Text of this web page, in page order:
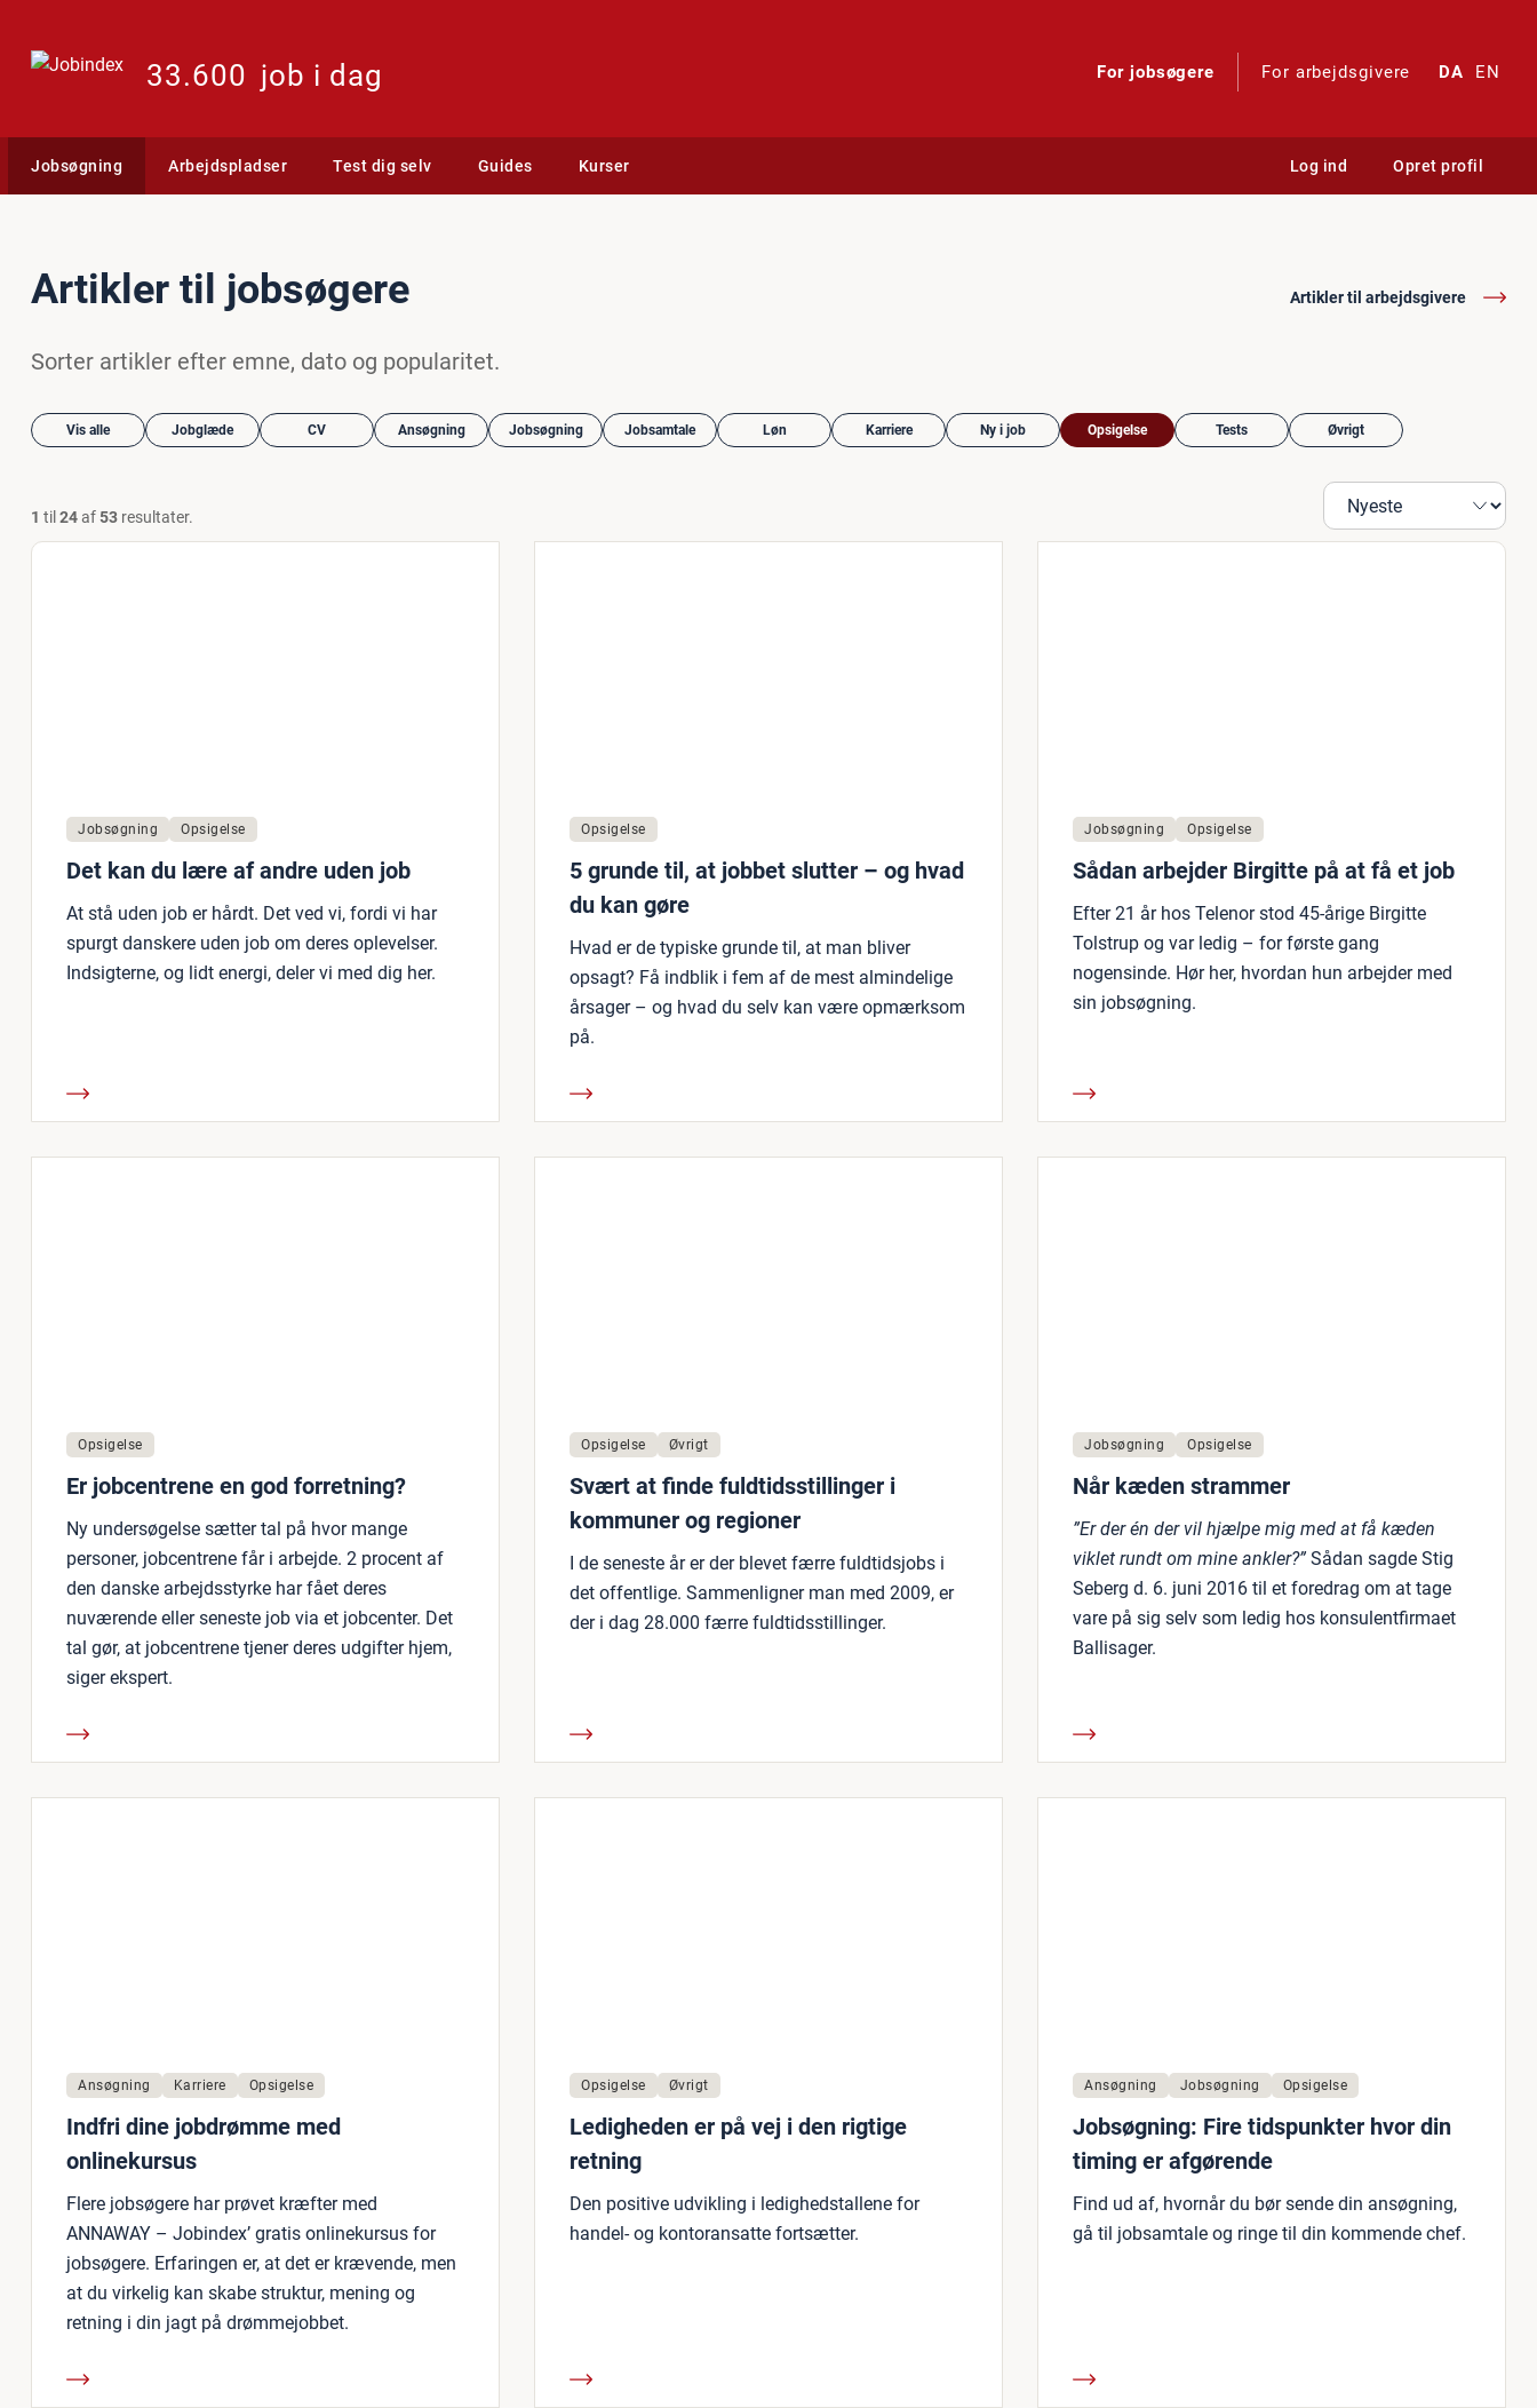
33.600 job i dag For jobsøgere For arbejdsgivere DA EN
Jobsøgning Arbejdspladser Test dig selv Guides Kurser Log ind Opret profil
Artikler til jobsøgere Artikler til arbejdsgivere
Sorter artikler efter emne, dato og popularitet.
Vis alle Jobglæde CV Ansøgning Jobsøgning Jobsamtale Løn Karriere Ny i job Opsigelse Tests Øvrigt
1 til 24af53 resultater.
Jobsøgning Opsigelse
Det kan du lære af andre uden job
At stå uden job er hårdt. Det ved vi, fordi vi har
spurgt danskere uden job om deres oplevelser.
Indsigterne, og lidt energi, deler vi med dig her.
Opsigelse
5 grunde til, at jobbet slutter – og hvad
du kan gøre
Hvad er de typiske grunde til, at man bliver
opsagt? Få indblik i fem af de mest almindelige
årsager – og hvad du selv kan være opmærksom
på.
Jobsøgning Opsigelse
Sådan arbejder Birgitte på at få et job
Efter 21 år hos Telenor stod 45-årige Birgitte
Tolstrup og var ledig – for første gang
nogensinde. Hør her, hvordan hun arbejder med
sin jobsøgning.
Opsigelse
Er jobcentrene en god forretning?
Ny undersøgelse sætter tal på hvor mange
personer, jobcentrene får i arbejde. 2 procent af
den danske arbejdsstyrke har fået deres
nuværende eller seneste job via et jobcenter. Det
tal gør, at jobcentrene tjener deres udgifter hjem,
siger ekspert.
Opsigelse Øvrigt
Svært at finde fuldtidsstillinger i
kommuner og regioner
I de seneste år er der blevet færre fuldtidsjobs i
det offentlige. Sammenligner man med 2009, er
der i dag 28.000 færre fuldtidsstillinger.
Jobsøgning Opsigelse
Når kæden strammer
”Er der én der vil hjælpe mig med at få kæden
viklet rundt om mine ankler?” Sådan sagde Stig
Seberg d. 6. juni 2016 til et foredrag om at tage
vare på sig selv som ledig hos konsulentfirmaet
Ballisager.
Ansøgning Karriere Opsigelse
Indfri dine jobdrømme med
onlinekursus
Flere jobsøgere har prøvet kræfter med
ANNAWAY – Jobindex’ gratis onlinekursus for
jobsøgere. Erfaringen er, at det er krævende, men
at du virkelig kan skabe struktur, mening og
retning i din jagt på drømmejobbet.
Opsigelse Øvrigt
Ledigheden er på vej i den rigtige
retning
Den positive udvikling i ledighedstallene for
handel- og kontoransatte fortsætter.
Ansøgning Jobsøgning Opsigelse
Jobsøgning: Fire tidspunkter hvor din
timing er afgørende
Find ud af, hvornår du bør sende din ansøgning,
gå til jobsamtale og ringe til din kommende chef.